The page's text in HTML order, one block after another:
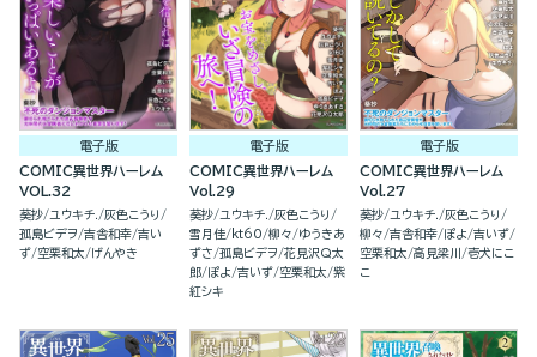
電子版
COMIC異世界ハーレム
VOL.32
葵抄 ユウキチ. 灰色こうり
孤島ビデヲ 吉舎和幸 吉い
ず 空栗和太 げんやき
電子版
COMIC異世界ハーレム
Vol.29
葵抄 ユウキチ. 灰色こうり
雪月佳
kt60 柳々
ゆうきあ
ずさ 孤島ビデヲ 花見沢Q太
郎 ぽよ 吉いず 空栗和太 紫
紅シキ
電子版
COMIC異世界ハーレム
Vol.27
葵抄 ユウキチ. 灰色こうり
柳々 吉舎和幸 ぽよ 吉いず
空栗和太 高見梁川
壱犬にこ
こ